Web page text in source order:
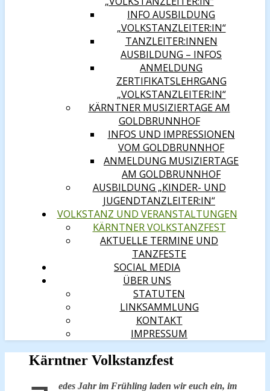
INFO AUSBILDUNG
„VOLKSTANZLEITER:IN“
TANZLEITER:INNEN
AUSBILDUNG – INFOS
ANMELDUNG
ZERTIFIKATSLEHRGANG
„VOLKSTANZLEITER:IN“
KÄRNTNER MUSIZIERTAGE AM
GOLDBRUNNHOF
INFOS UND IMPRESSIONEN
VOM GOLDBRUNNHOF
ANMELDUNG MUSIZIERTAGE
AM GOLDBRUNNHOF
AUSBILDUNG „KINDER- UND
JUGENDTANZLEITER:IN“
VOLKSTANZ UND VERANSTALTUNGEN
KÄRNTNER VOLKSTANZFEST
AKTUELLE TERMINE UND
TANZFESTE
SOCIAL MEDIA
ÜBER UNS
STATUTEN
LINKSAMMLUNG
KONTAKT
IMPRESSUM
Kärntner Volkstanzfest
edes Jahr im Frühling laden wir euch ein, im